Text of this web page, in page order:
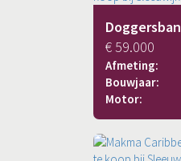
€ 59.000
Afmeting:
Bouwjaar:
Motor: